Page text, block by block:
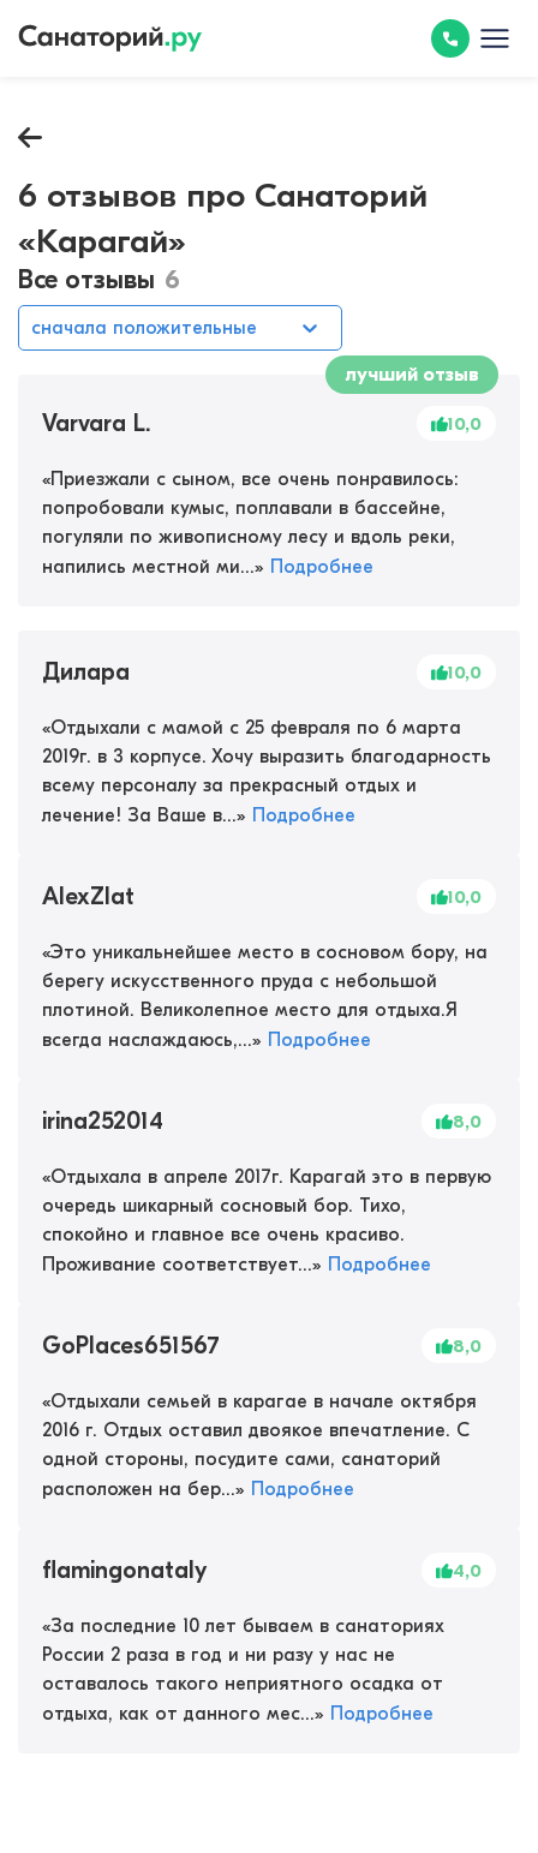
6 отзывов про Санаторий
«Карагай»
Все отзывы 6
сначала положительные
лучший отзыв
Varvara L. 10,0
«Приезжали с сыном, все очень понравилось:
попробовали кумыс, поплавали в бассейне,
погуляли по живописному лесу и вдоль реки,
напились местной ми...» Подробнее
Дилара 10,0
«Отдыхали с мамой с 25 февраля по 6 марта
2019г. в 3 корпусе. Хочу выразить благодарность
всему персоналу за прекрасный отдых и
лечение! За Ваше в...» Подробнее
AlexZlat 10,0
«Это уникальнейшее место в сосновом бору, на
берегу искусственного пруда с небольшой
плотиной. Великолепное место для отдыха.Я
всегда наслаждаюсь,...» Подробнее
irina252014 8,0
«Отдыхала в апреле 2017г. Карагай это в первую
очередь шикарный сосновый бор. Тихо,
спокойно и главное все очень красиво.
Проживание соответствует...» Подробнее
GoPlaces651567 8,0
«Отдыхали семьей в карагае в начале октября
2016 г. Отдых оставил двоякое впечатление. С
одной стороны, посудите сами, санаторий
расположен на бер...» Подробнее
flamingonataly 4,0
«За последние 10 лет бываем в санаториях
России 2 раза в год и ни разу у нас не
оставалось такого неприятного осадка от
отдыха, как от данного мес...» Подробнее